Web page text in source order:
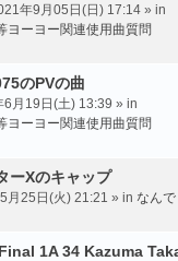
年9月05日(日) 17:14 » in
ヨーヨー関連使用曲質問
のPVの曲
6月19日(土) 13:39 » in
ヨーヨー関連使用曲質問
ーXのキャップ
月25日(火) 21:21 » in なん
1A 34 Kazuma